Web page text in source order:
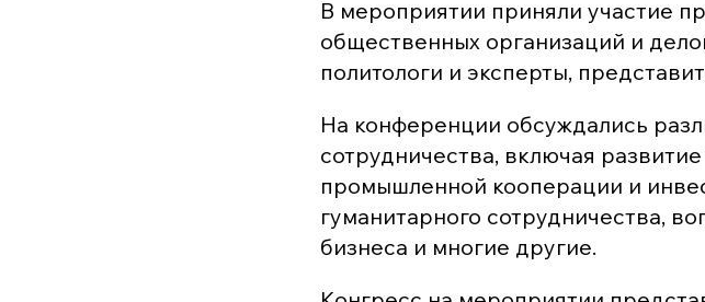
В мероприятии приняли участие
общественных организаций и
политологи и эксперты,
На конференции обсуждались
сотрудничества, включая
промышленной кооперации и
гуманитарного сотрудничества,
бизнеса и многие другие.